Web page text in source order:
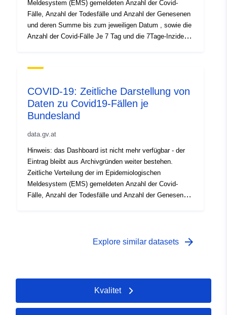
Meldesystem (EMS) gemeldeten Anzahl der Covid-
Fälle, Anzahl der Todesfälle und Anzahl der Genesenen
und deren Summe bis zum jeweiligen Datum , sowie die
Anzahl der Covid-Fälle Je 7 Tag und die 7Tage-Inzident
COVID-19: Zeitliche Darstellung von
Daten zu Covid19-Fällen je
Bundesland
data.gv.at
Hinweis: das Dashboard ist nicht mehr verfügbar - der
Eintrag bleibt aus Archivgründen weiter bestehen.
Zeitliche Verteilung der im Epidemiologischen
Meldesystem (EMS) gemeldeten Anzahl der Covid-
Fälle, Anzahl der Todesfälle und Anzahl der Genesenen
erfolgte täglich zwischen 13:00 und 14:00 Uhr
Explore similar datasets arrow_forward
Kvalitet